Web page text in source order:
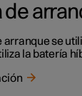
de
arranque se
la batería